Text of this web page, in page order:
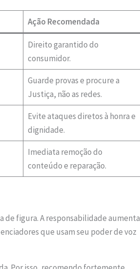
Ação Recomendada
Direito garantido do
consumidor.
Guarde provas e procure a
Justiça, não as redes.
Evite ataques diretos à honra e
dignidade.
Imediata remoção do
conteúdo e reparação.
de figura. A responsabilidade aumenta
que usam seu poder de voz